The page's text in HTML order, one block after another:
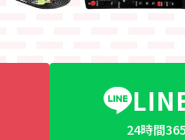
24時間